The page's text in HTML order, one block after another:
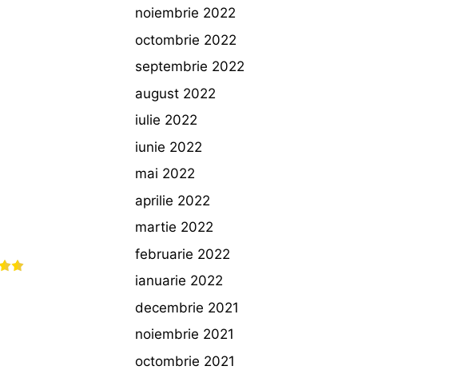
noiembrie 2022
octombrie 2022
septembrie 2022
august 2022
iulie 2022
iunie 2022
mai 2022
aprilie 2022
martie 2022
februarie 2022
ianuarie 2022
decembrie 2021
noiembrie 2021
octombrie 2021